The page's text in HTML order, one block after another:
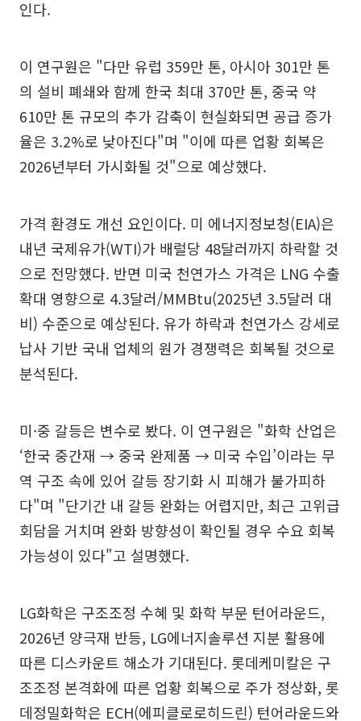
인다.
이 연구원은 "다만 유럽 359만 톤, 아시아 301만 톤
의 설비 폐쇄와 함께 한국 최대 370만 톤, 중국 약
610만 톤 규모의 추가 감축이 현실화되면 공급 증가
율은 3.2%로 낮아진다"며 "이에 따른 업황 회복은
2026년부터 가시화될 것"으로 예상했다.
가격 환경도 개선 요인이다. 미 에너지정보청(EIA)은
내년 국제유가(WTI)가 배럴당 48달러까지 하락할 것
으로 전망했다. 반면 미국 천연가스 가격은 LNG 수출
확대 영향으로 4.3달러/MMBtu(2025년 3.5달러 대
비) 수준으로 예상된다. 유가 하락과 천연가스 강세로
납사 기반 국내 업체의 원가 경쟁력은 회복될 것으로
분석된다.
미·중 갈등은 변수로 봤다. 이 연구원은 "화학 산업은
‘한국 중간재 → 중국 완제품 → 미국 수입’이라는 무
역 구조 속에 있어 갈등 장기화 시 피해가 불가피하
다"며 "단기간 내 갈등 완화는 어렵지만, 최근 고위급
회담을 거치며 완화 방향성이 확인될 경우 수요 회복
가능성이 있다"고 설명했다.
LG화학은 구조조정 수혜 및 화학 부문 턴어라운드,
2026년 양극재 반등, LG에너지솔루션 지분 활용에
따른 디스카운트 해소가 기대된다. 롯데케미칼은 구
조조정 본격화에 따른 업황 회복으로 주가 정상화, 롯
데정밀화학은 ECH(에피클로로히드린) 턴어라운드와